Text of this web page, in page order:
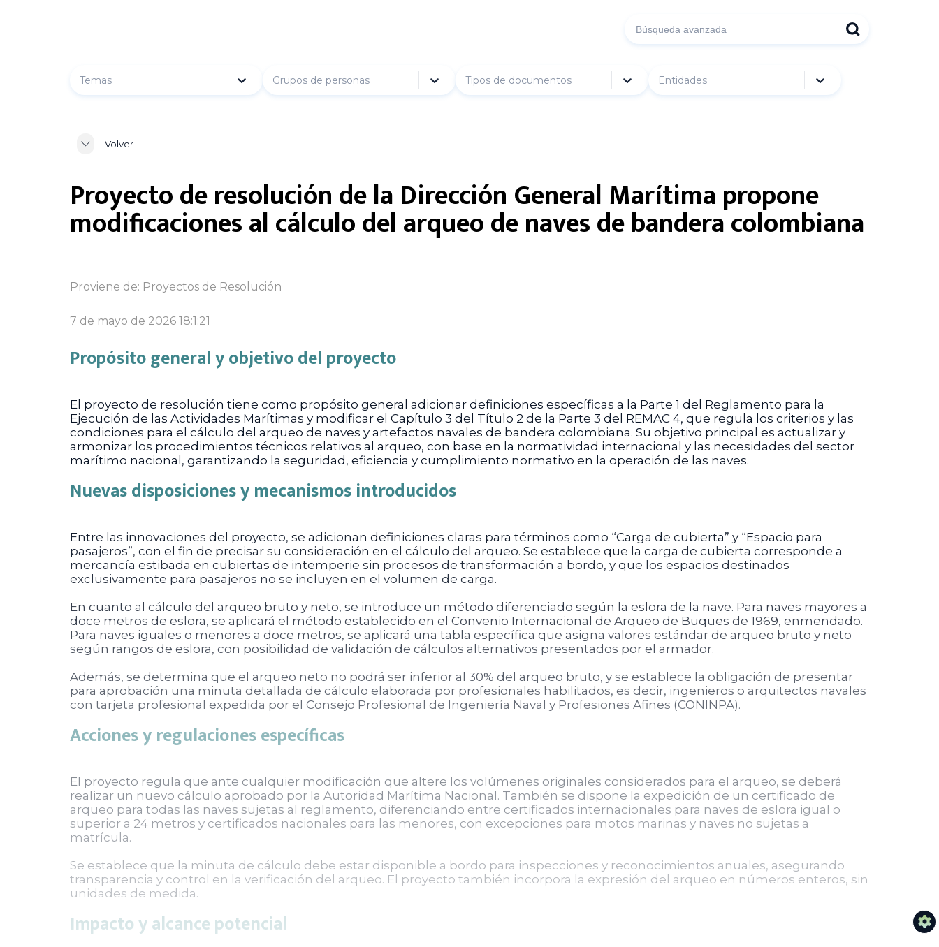
Temas Grupos de personas Tipos de documentos Entidades
Volver
Proyecto de resolución de la Dirección General Marítima propone
modificaciones al cálculo del arqueo de naves de bandera colombiana
Proviene de: Proyectos de Resolución
7 de mayo de 2026 18:1:21
Propósito general y objetivo del proyecto
El proyecto de resolución tiene como propósito general adicionar definiciones específicas a la Parte 1 del Reglamento para la
Ejecución de las Actividades Marítimas y modificar el Capítulo 3 del Título 2 de la Parte 3 del REMAC 4, que regula los criterios y las
condiciones para el cálculo del arqueo de naves y artefactos navales de bandera colombiana. Su objetivo principal es actualizar y
armonizar los procedimientos técnicos relativos al arqueo, con base en la normatividad internacional y las necesidades del sector
marítimo nacional, garantizando la seguridad, eficiencia y cumplimiento normativo en la operación de las naves.
Nuevas disposiciones y mecanismos introducidos
Entre las innovaciones del proyecto, se adicionan definiciones claras para términos como “Carga de cubierta” y “Espacio para
pasajeros”, con el fin de precisar su consideración en el cálculo del arqueo. Se establece que la carga de cubierta corresponde a
mercancía estibada en cubiertas de intemperie sin procesos de transformación a bordo, y que los espacios destinados
exclusivamente para pasajeros no se incluyen en el volumen de carga.
En cuanto al cálculo del arqueo bruto y neto, se introduce un método diferenciado según la eslora de la nave. Para naves mayores a
doce metros de eslora, se aplicará el método establecido en el Convenio Internacional de Arqueo de Buques de 1969, enmendado.
Para naves iguales o menores a doce metros, se aplicará una tabla específica que asigna valores estándar de arqueo bruto y neto
según rangos de eslora, con posibilidad de validación de cálculos alternativos presentados por el armador.
Además, se determina que el arqueo neto no podrá ser inferior al 30% del arqueo bruto, y se establece la obligación de presentar
para aprobación una minuta detallada de cálculo elaborada por profesionales habilitados, es decir, ingenieros o arquitectos navales
con tarjeta profesional expedida por el Consejo Profesional de Ingeniería Naval y Profesiones Afines (CONINPA).
Acciones y regulaciones específicas
El proyecto regula que ante cualquier modificación que altere los volúmenes originales considerados para el arqueo, se deberá
realizar un nuevo cálculo aprobado por la Autoridad Marítima Nacional. También se dispone la expedición de un certificado de
arqueo para todas las naves sujetas al reglamento, diferenciando entre certificados internacionales para naves de eslora igual o
superior a 24 metros y certificados nacionales para las menores, con excepciones para motos marinas y naves no sujetas a
matrícula.
Se establece que la minuta de cálculo debe estar disponible a bordo para inspecciones y reconocimientos anuales, asegurando
transparencia y control en la verificación del arqueo. El proyecto también incorpora la expresión del arqueo en números enteros, sin
unidades de medida.
Impacto y alcance potencial